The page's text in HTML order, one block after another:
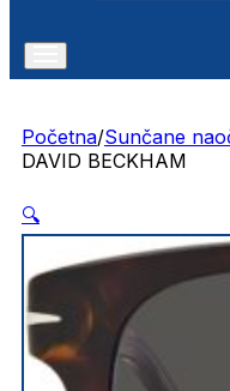
Početna/Sunčane
DAVID BECKHAM
🔍